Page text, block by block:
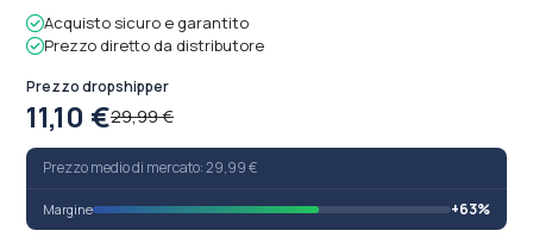
Acquisto sicuro e garantito
Prezzo diretto da distributore
Prezzo dropshipper
11,10 €29,99 €
Prezzo medio di mercato: 29,99 €
Margine +63%